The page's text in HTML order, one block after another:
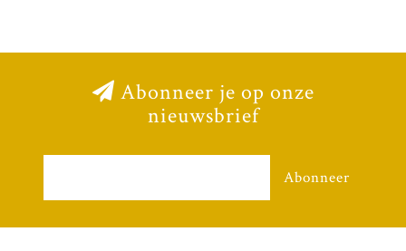
Abonneer je op onze
nieuwsbrief
Abonneer